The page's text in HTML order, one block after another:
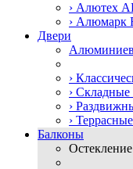
› Алютех
› Алюмарк
Двери
›
›
›
›
Балконы
Остекление